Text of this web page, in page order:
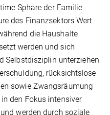
Sphäre der Familie
des Finanzsektors Wert
die Haushalte
werden und sich
Selbstdisziplin unterziehen
rücksichtslose
sowie Zwangsräumung
den Fokus intensiver
werden durch soziale